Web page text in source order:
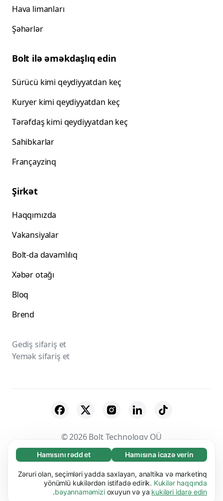
Zəruri (65)
Zəruri kukilər əsas funksiyaları (məs. səhifə
naviqasiyası) işə salmaqla veb-saytımızı
istifadəyə yararlı etməyə kömək edir. Bu kukilər
Ətraflı
Hamısına icazə verin
Hamısını rədd et
Zəruri olan, seçimləri yadda saxlayan, analtika və marketinq
yönümlü kukilərdən istifadə edirik. Kukilər haqqında
bəyannaməmizioxuyun və ya kukiləri idarə edin
.
Hava limanları
Şəhərlər
Bolt ilə əməkdaşlıq edin
Sürücü kimi qeydiyyatdan keç
Kuryer kimi qeydiyyatdan keç
Tərəfdaş kimi qeydiyyatdan keç
Sahibkarlar
Françayzinq
Şirkət
Haqqımızda
Vakansiyalar
Bolt-da davamlılıq
Xəbər otağı
Bloq
Brend
Gediş sifariş et
Yemək sifariş et
© 2026 Bolt Technology OÜ
Təchizatçılar Qaydalar və Şərtlər
Məxfilik
Kukilər
Təhlükəsizlik